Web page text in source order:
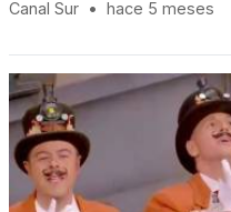
Canal Sur • hace 5 meses